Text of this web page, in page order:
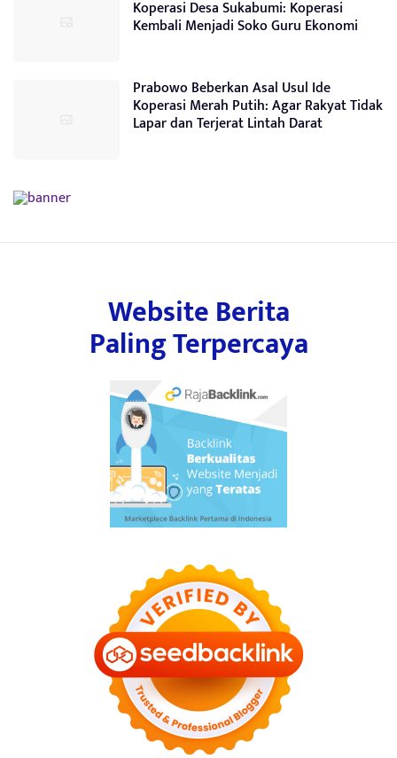
Koperasi Desa Sukabumi: Koperasi
Kembali Menjadi Soko Guru Ekonomi
Prabowo Beberkan Asal Usul Ide
Koperasi Merah Putih: Agar Rakyat Tidak
Lapar dan Terjerat Lintah Darat
Website Berita
Paling Terpercaya